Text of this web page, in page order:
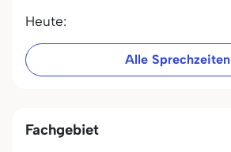
Heute:
Alle Sprechzeiten
Fachgebiet